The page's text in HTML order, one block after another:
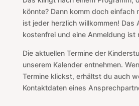
könnte? Dann komm doch einfach
ist jeder herzlich willkommen! Das
kostenfrei und eine Anmeldung ist
Die aktuellen Termine der
unserem Kalender entnehmen.
Termine klickst, erhältst du auch
Kontaktdaten eines